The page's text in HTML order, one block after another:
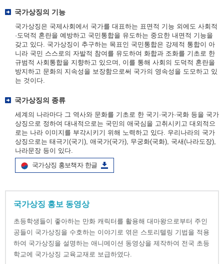
국가상징의 기능
국가상징은 국제사회에서 국가를 대표하는 표면적 기능 외에도 사회적
·도덕적 혼란을 예방하고 국민통합을 유도하는 중요한 내면적 기능을
갖고 있다. 국가상징이 추구하는 목표인 국민통합은 강제적 통합이 아
니라 국민 스스로의 자발적 참여를 유도하여 화합과 조화를 기초로 한
규범적 사회통합을 지향하고 있으며, 이를 통해 사회의 도덕적 혼란을
방지하고 문화의 지속성을 보장함으로써 국가의 영속성을 도모하고 있
는 것이다.
국가상징의 종류
세계의 나라마다 그 역사와 문화를 기초로 한 국기·국가·국화 등을 국가
상징으로 정하여 대내적으로는 국민의 애국심을 고취시키고 대외적으
로는 나라 이미지를 부각시키기 위해 노력하고 있다. 우리나라의 국가
상징으로는 태극기(국기), 애국가(국가), 무궁화(국화), 국새(나라도장),
나라문장 등이 있다.
국가상징 홍보책자 한글
국가상징 홍보 동영상
초등학생들이 좋아하는 만화 캐릭터를 활용해 대마왕으로부터 주인
공들이 국가상징을 수호하는 이야기로 엮은 스토리텔링 기법을 적용
하여 국가상징을 설명하는 애니메이션 동영상을 제작하여 전국 초등
학교에 국가상징 교육교재로 보급하였다.